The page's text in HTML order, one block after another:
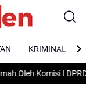
KRIMINAL
I DPRD Kab.